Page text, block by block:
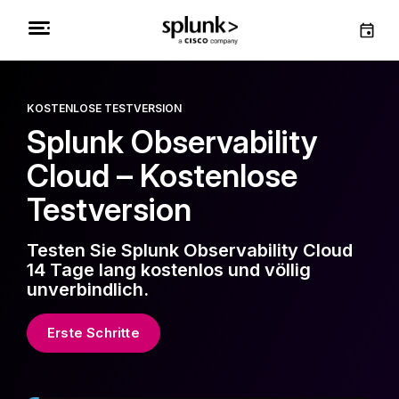
KOSTENLOSE TESTVERSION
Splunk Observability
Cloud – Kostenlose
Testversion
Testen Sie Splunk Observability Cloud
14 Tage lang kostenlos und völlig
unverbindlich.
Erste Schritte